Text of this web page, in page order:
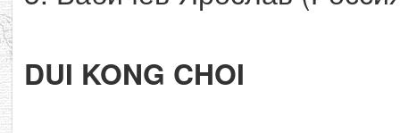
DUI KONG CHOI